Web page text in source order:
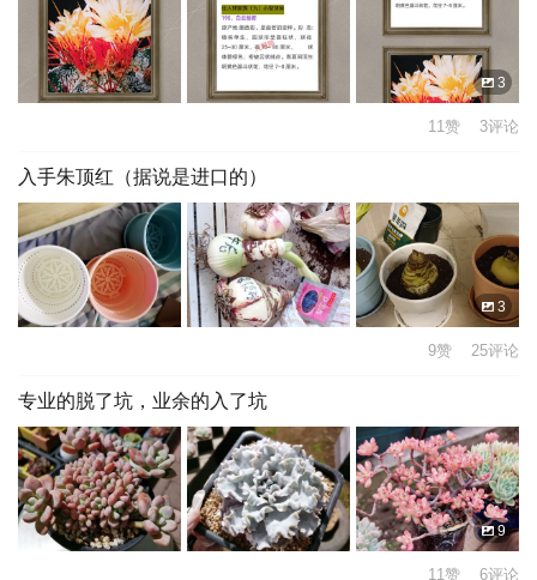
3
11赞 3评论
入手朱顶红（据说是进口的）
3
9赞 25评论
专业的脱了坑，业余的入了坑
9
11赞 6评论